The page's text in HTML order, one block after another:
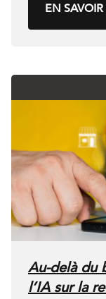
EN SAVOIR
Au-delà du
l’IA sur la